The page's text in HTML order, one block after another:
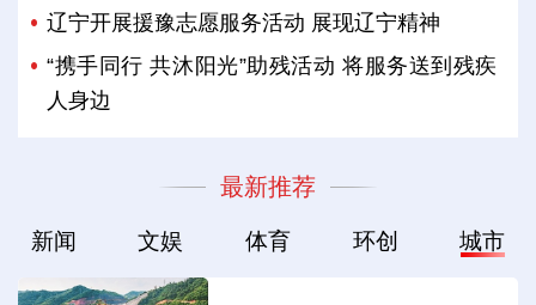
辽宁开展援豫志愿服务活动 展现辽宁精神
“携手同行 共沐阳光”助残活动 将服务送到残疾
人身边
最新推荐
新闻 文娱 体育 环创 城市